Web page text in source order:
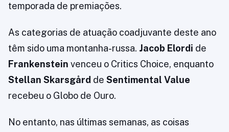
temporada de premiações.
As categorias de atuação coadjuvante deste ano
têm sido uma montanha-russa. Jacob Elordi de
Frankenstein venceu o Critics Choice, enquanto
Stellan Skarsgård de Sentimental Value
recebeu o Globo de Ouro.
No entanto, nas últimas semanas, as coisas